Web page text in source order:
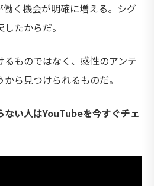
く機会が明確に増える。シグ
たからだ。
ものではなく、感性のアンテ
ら見つけられるものだ。
い人はYouTubeを今すぐチェ